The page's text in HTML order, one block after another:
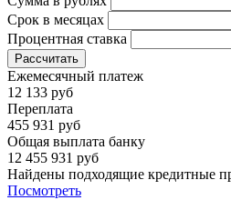
Срок в месяцах
Процентная ставка
Рассчитать
Ежемесячный платеж
12 133 руб
Переплата
455 931 руб
Общая выплата банку
12 455 931 руб
Найдены подходящие кредитные
Посмотреть